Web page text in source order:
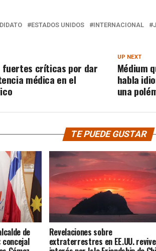
ESTADOS UNIDOS INTERNACIONAL
UP NEXT
Médium
habla
una
fuertes críticas por dar
médica en el
TE PUEDE GUSTAR
de Revelaciones sobre
extraterrestres en EE.UU.